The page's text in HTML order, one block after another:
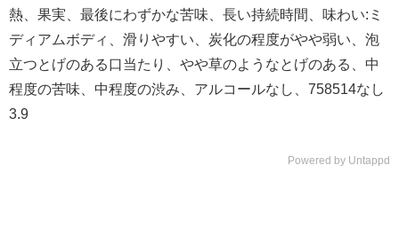
熱、果実、最後にわずかな苦味、長い持続時間、味わい:ミ
ディアムボディ、滑りやすい、炭化の程度がやや弱い、泡
立つとげのある口当たり、やや草のようなとげのある、中
程度の苦味、中程度の渋み、アルコールなし、758514なし
3.9
Powered by Untappd